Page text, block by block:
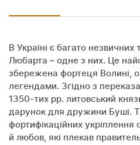
В Україні є багато незвичних
Любарта – одне з них. Це
збережена фортеця Волині,
легендами. Згідно з
1350-тих рр. литовський
дарунок для дружини Буші.
фортифікаційних укріплення
й любов, які плекав